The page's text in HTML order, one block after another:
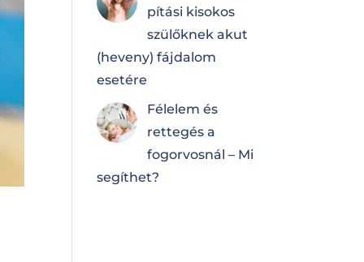
pí­tá­si kisokos
szülőknek akut
(heveny) fájdalom
esetére
Félelem és
rettegés a
fogorvosnál – Mi
segíthet?